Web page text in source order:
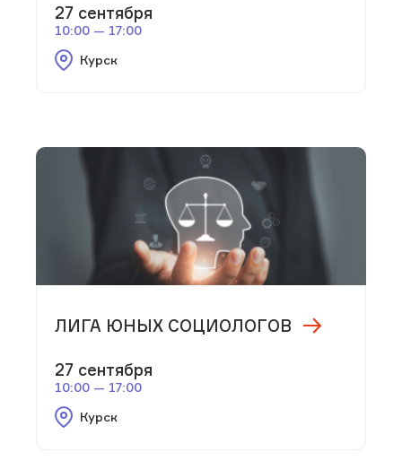
27 сентября
10:00 — 17:00
Курск
ЛИГА ЮНЫХ СОЦИОЛОГОВ
27 сентября
10:00 — 17:00
Курск